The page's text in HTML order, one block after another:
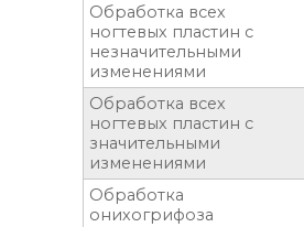
Обработка всех
ногтевых пластин с
незначительными
изменениями
Обработка всех
ногтевых пластин с
значительными
изменениями
Обработка
онихогрифоза